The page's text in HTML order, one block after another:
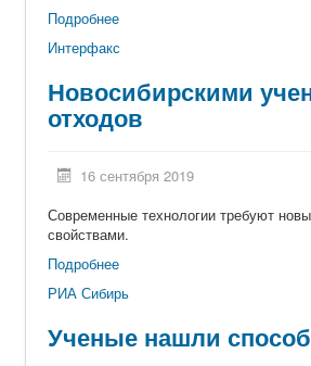
Подробнее
Интерфакс
Новосибирскими
отходов
16 сентября 2019
Современные технологии требуют
свойствами.
Подробнее
РИА Сибирь
Ученые нашли способ